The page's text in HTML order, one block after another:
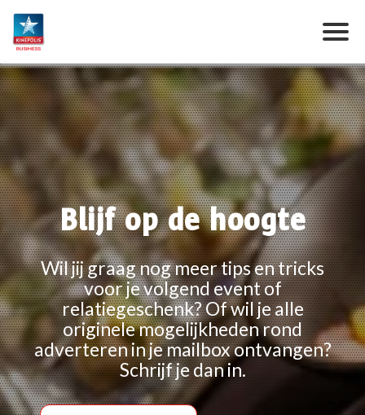
Blijf op de hoogte
Wil jij graag nog meer tips en tricks
voor je volgend event of
relatiegeschenk? Of wil je alle
originele mogelijkheden rond
adverteren in je mailbox ontvangen?
Schrijf je dan in.